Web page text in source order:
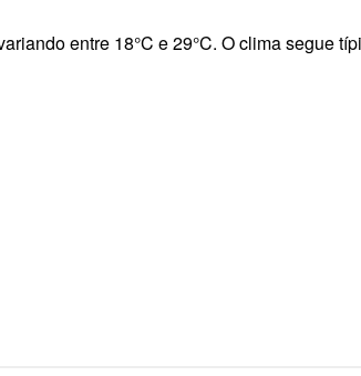
entre 18°C e 29°C. O clima segue